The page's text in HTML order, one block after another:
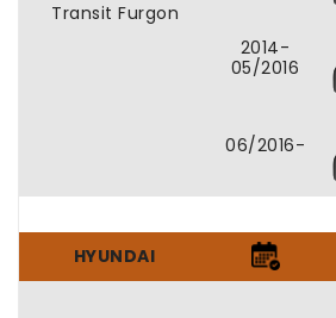
Transit Furgon
2014-
05/2016
06/2016-
HYUNDAI